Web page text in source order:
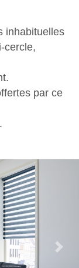
inhabituelles
cercle,
par ce